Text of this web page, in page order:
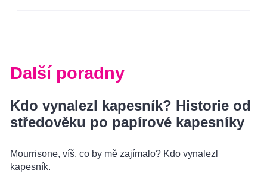
Další poradny
Kdo vynalezl kapesník? Historie od
středověku po papírové kapesníky
Mourrisone, víš, co by mě zajímalo? Kdo vynalezl
kapesník.